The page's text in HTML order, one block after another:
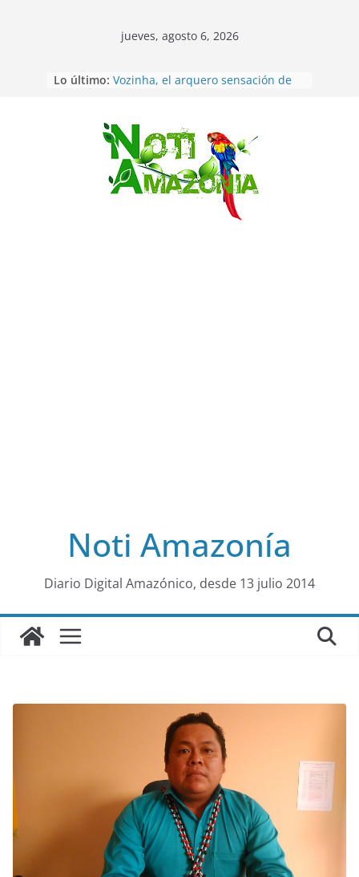
Saltar
al
jueves, agosto 6, 2026
Lo último: implicados en caso de Alison,
cabo Verde, ya llegó para
incorporarse a Colo Colo de Chile
Pastaza: la parroquia Diez de
Agosto eligió a su nueva reina por
su aniversario
La “deuda de sueño”: una alerta
sobre los efectos de dormir mal en
Noti Amazonía
Diario Digital Amazónico, desde 13 julio 2014